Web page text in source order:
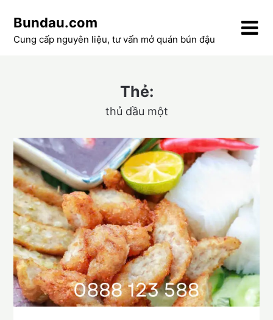
content
Bundau.com
Cung cấp nguyên liệu, tư vấn mở quán bún đậu
Thẻ:
thủ dầu một